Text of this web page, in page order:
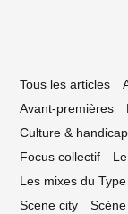
Tous les articles
Avant-premières
Culture & handicap
Focus collectif
Les mixes du Type
Scene city